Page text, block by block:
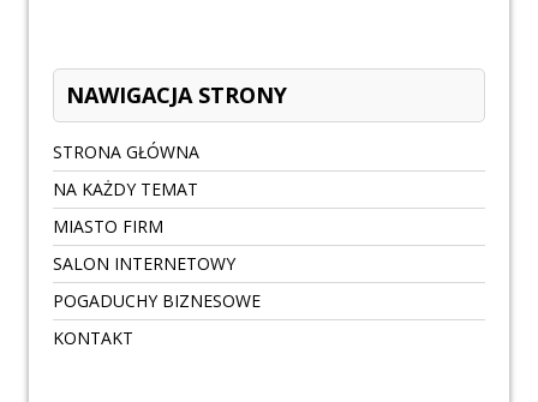
NAWIGACJA STRONY
STRONA GŁÓWNA
NA KAŻDY TEMAT
MIASTO FIRM
SALON INTERNETOWY
POGADUCHY BIZNESOWE
KONTAKT